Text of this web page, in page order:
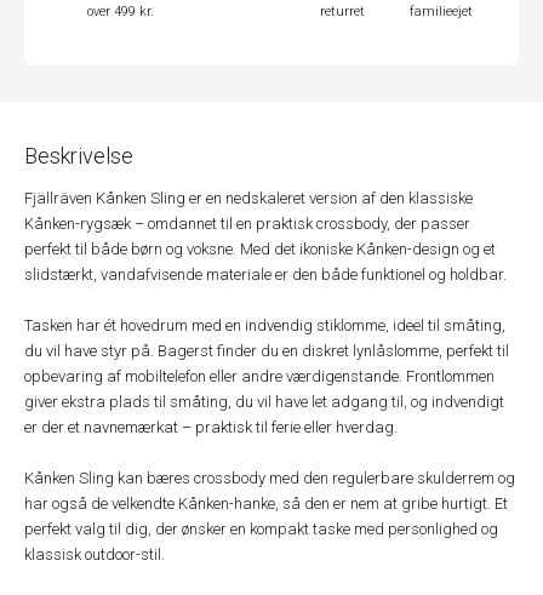
over 499 kr.
returret
familieejet
Beskrivelse
Fjällräven Kånken Sling er en nedskaleret version af den klassiske
Kånken-rygsæk – omdannet til en praktisk crossbody, der passer
perfekt til både børn og voksne. Med det ikoniske Kånken-design og et
slidstærkt, vandafvisende materiale er den både funktionel og holdbar.
Tasken har ét hovedrum med en indvendig stiklomme, ideel til småting,
du vil have styr på. Bagerst finder du en diskret lynlåslomme, perfekt til
opbevaring af mobiltelefon eller andre værdigenstande. Frontlommen
giver ekstra plads til småting, du vil have let adgang til, og indvendigt
er der et navnemærkat – praktisk til ferie eller hverdag.
Kånken Sling kan bæres crossbody med den regulerbare skulderrem og
har også de velkendte Kånken-hanke, så den er nem at gribe hurtigt. Et
perfekt valg til dig, der ønsker en kompakt taske med personlighed og
klassisk outdoor-stil.